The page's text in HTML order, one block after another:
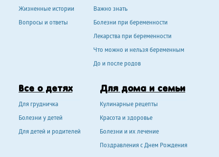
Жизненные истории
Вопросы и ответы
Важно знать
Болезни при беременности
Лекарства при беременности
Что можно и нельзя беременным
До и после родов
Все о детях
Для грудничка
Болезни у детей
Для детей и родителей
Для дома и семьи
Кулинарные рецепты
Красота и здоровье
Болезни и их лечение
Поздравления с Днем Рождения